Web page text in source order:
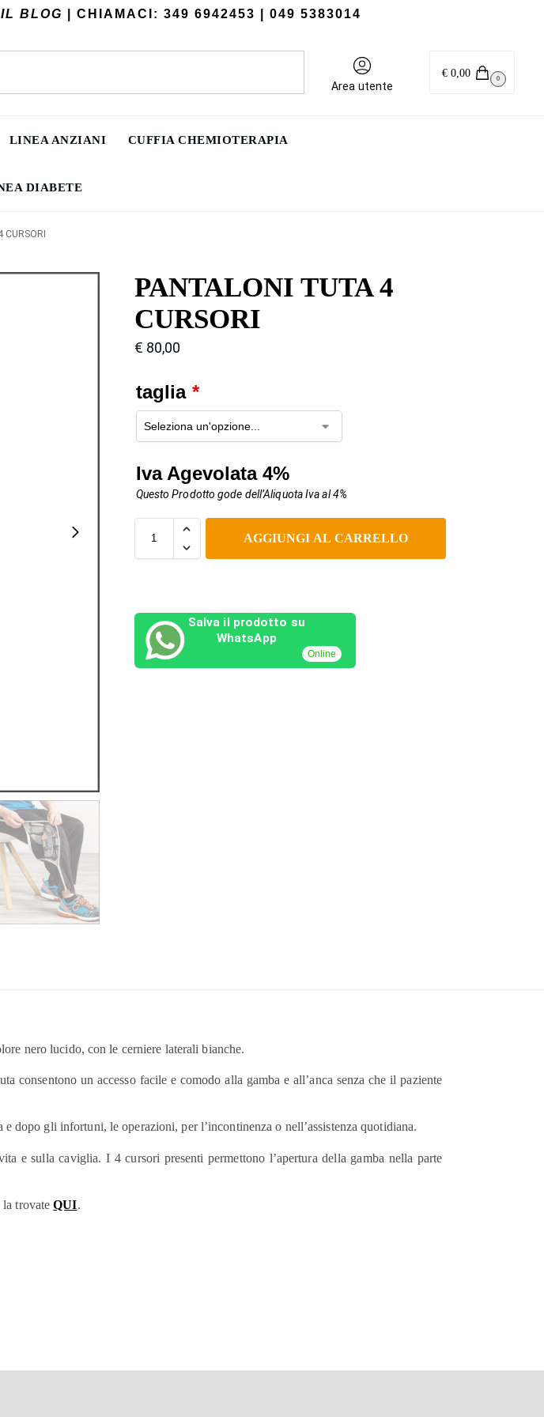
BLOG | CHIAMACI: 349 6942453 | 049 5383014
Area utente
€0,00 0
LINEA ANZIANI CUFFIA CHEMIOTERAPIA
DIABETE
PANTALONI TUTA 4
CURSORI
€ 80,00
taglia *
Iva Agevolata 4%
Questo Prodotto gode dell’Aliquota Iva al 4%
AGGIUNGI AL CARRELLO
Salva il prodotto su
WhatsApp
Online
nero lucido, con le cerniere laterali bianche.
consentono un accesso facile e comodo alla gamba e all’anca senza che il paziente
dopo gli infortuni, le operazioni, per l’incontinenza o nell’assistenza quotidiana.
e sulla caviglia. I 4 cursori presenti permettono l’apertura della gamba nella parte
la trovateQUI.